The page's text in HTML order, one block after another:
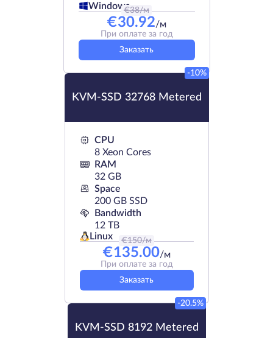
Windows
€38/м
€30.92/м
При оплате за год
Заказать
KVM-SSD 32768 Metered
-10%
CPU
8 Xeon Cores
RAM
32 GB
Space
200 GB SSD
Bandwidth
12 TB
Linux
€150/м
€135.00/м
При оплате за год
Заказать
KVM-SSD 8192 Metered
-20.5%